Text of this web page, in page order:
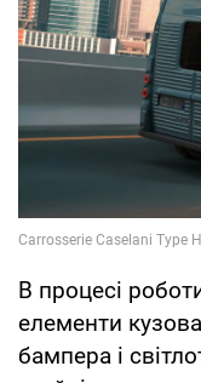
В процесі
елементи
бампера і